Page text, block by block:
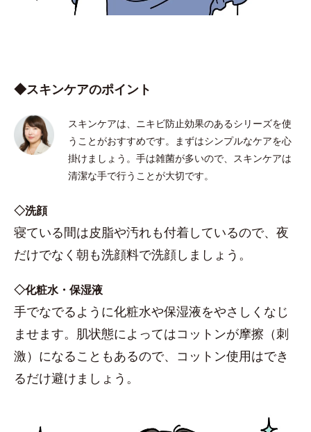
◆スキンケアのポイント
スキンケアは、ニキビ防止効果のあるシリーズを使
うことがおすすめです。まずはシンプルなケアを心
掛けましょう。手は雑菌が多いので、スキンケアは
清潔な手で行うことが大切です。
◇洗顔
寝ている間は皮脂や汚れも付着しているので、夜
だけでなく朝も洗顔料で洗顔しましょう。
◇化粧水・保湿液
手でなでるように化粧水や保湿液をやさしくなじ
ませます。肌状態によってはコットンが摩擦（刺
激）になることもあるので、コットン使用はでき
るだけ避けましょう。